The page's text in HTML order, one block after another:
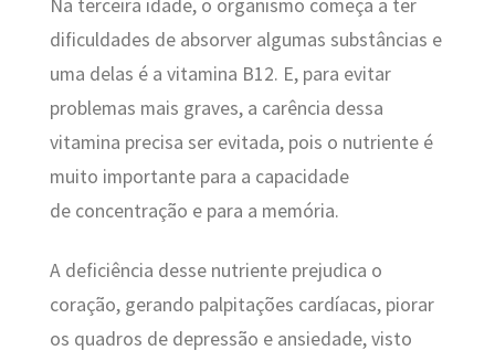
Na terceira idade, o organismo começa a ter
dificuldades de absorver algumas substâncias e
uma delas é a vitamina B12. E, para evitar
problemas mais graves, a carência dessa
vitamina precisa ser evitada, pois o nutriente é
muito importante para a capacidade
de concentração e para a memória.
A deficiência desse nutriente prejudica o
coração, gerando palpitações cardíacas, piorar
os quadros de depressão e ansiedade, visto